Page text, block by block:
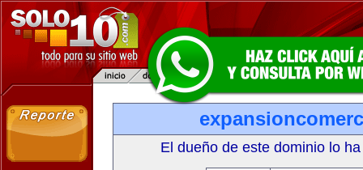
El dueño de este dominio lo